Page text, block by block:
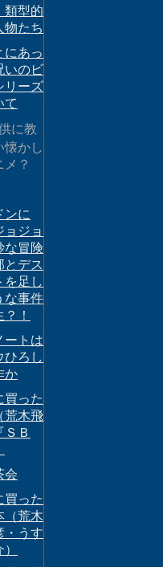
型的
物たち
にあっ
いのビ
リーズ
て
に教
懐かし
メ？
ンに
ョジョ
な冒険
とデス
を足し
な事件
！
ートは
ひろし
か
買った
荒木飛
ＳＢ
会
買った
（荒木
・うす